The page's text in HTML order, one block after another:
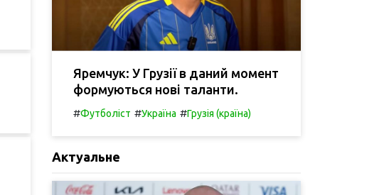
Яремчук: У Грузії в даний момент
формуються нові таланти.
#Футболіст #Україна #Грузія (країна)
Актуальне